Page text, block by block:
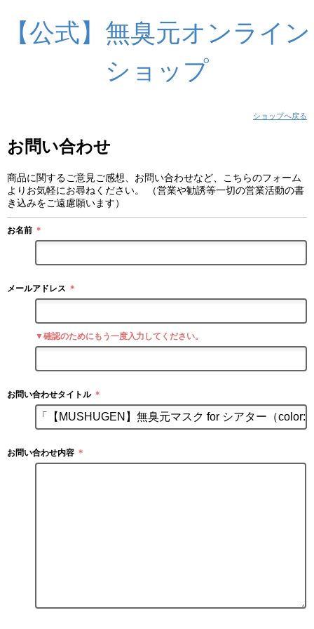
【公式】無臭元オンライン
ショップ
ショップへ戻る
お問い合わせ
商品に関するご意見ご感想、お問い合わせなど、こちらのフォーム
よりお気軽にお尋ねください。 （営業や勧誘等一切の営業活動の書
き込みをご遠慮願います）
お名前 ＊
メールアドレス ＊
▼確認のためにもう一度入力してください。
お問い合わせタイトル ＊
お問い合わせ内容 ＊